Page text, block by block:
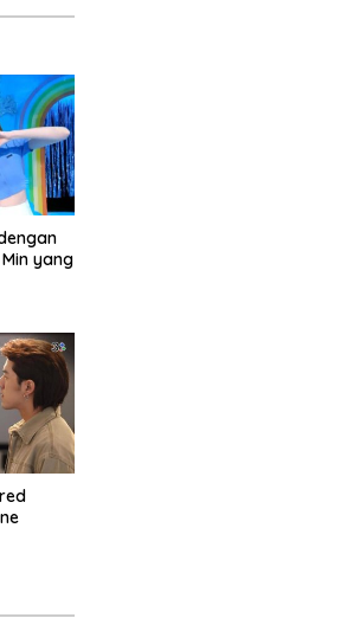
yang